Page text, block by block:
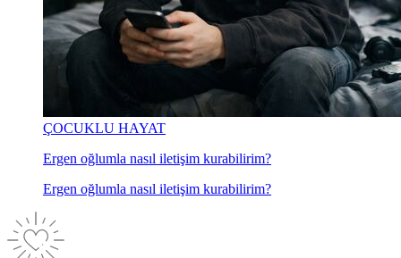
ÇOCUKLU HAYAT
Ergen oğlumla nasıl iletişim kurabilirim?
Ergen oğlumla nasıl iletişim kurabilirim?